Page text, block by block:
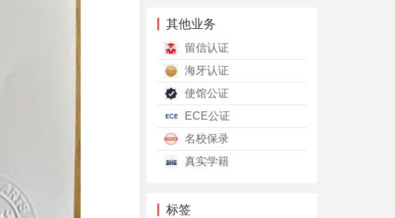
其他业务
留信认证
海牙认证
使馆公证
ECE公证
名校保录
真实学籍
标签